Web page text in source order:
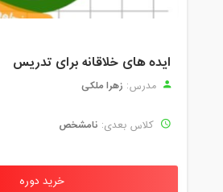
ایده های خلاقانه برای تدریس
مدرس: زهرا ملکی
کلاس بعدی: نامشخص
خرید دوره